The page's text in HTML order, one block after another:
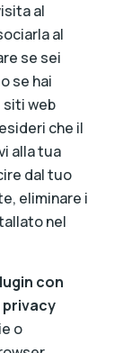
al
al
se sei
se hai
web
che il
alla tua
dal tuo
eliminare i
nel
con
o